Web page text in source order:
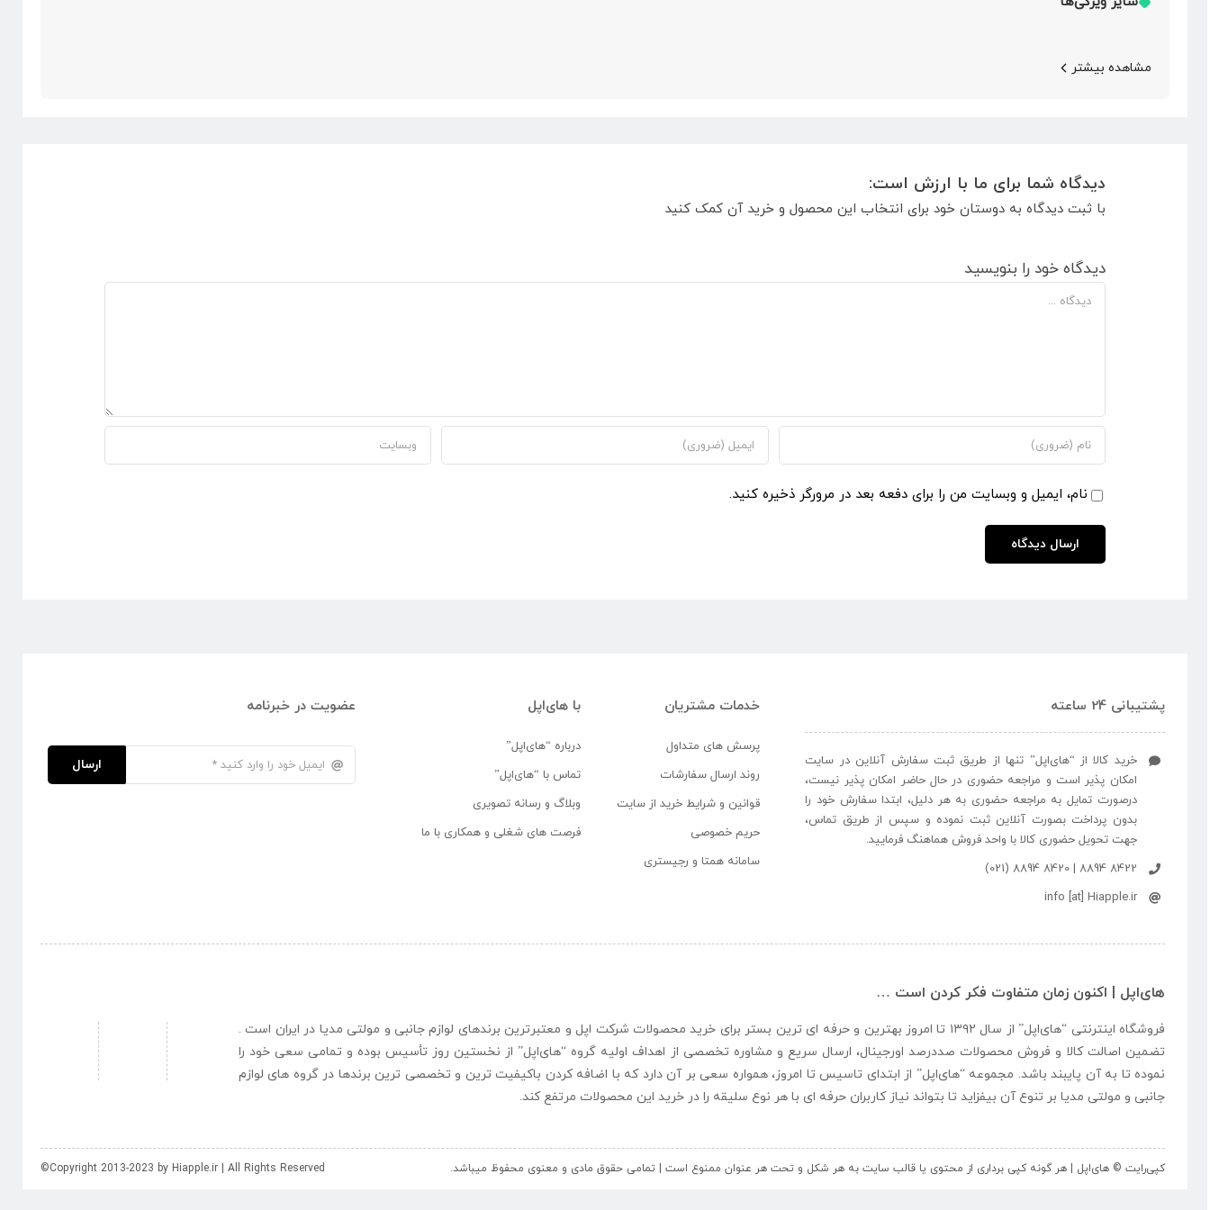
مشاهده بیشتر
دیدگاه شما برای ما با ارزش است:
با ثبت دیدگاه به دوستان خود برای انتخاب این محصول و خرید آن کمک کنید
دیدگاه خود را بنویسید
دیدگاه
نام، ایمیل و وبسایت من را برای دفعه بعد در مرورگر ذخیره کنید.
پشتیبانی 24 ساعته
خرید کالا از “های‌اپل” تنها از طریق ثبت سفارش آنلاین در سایت
امکان پذیر است و مراجعه حضوری در حال حاضر امکان پذیر نیست،
درصورت تمایل به مراجعه حضوری به هر دلیل، ابتدا سفارش خود را
بدون پرداخت بصورت آنلاین ثبت نموده و سپس از طریق تماس،
جهت تحویل حضوری کالا با واحد فروش هماهنگ فرمایید.
8422 8894 | 8420 8894 (021)
info [at] Hiapple.ir
خدمات مشتریان
پرسش های متداول
روند ارسال سفارشات
قوانین و شرایط خرید از سایت
حریم خصوصی
سامانه همتا و رجیستری
با های‌اپل
درباره “های‌اپل”
تماس با “های‌اپل”
وبلاگ و رسانه تصویری
فرصت های شغلی و همکاری با ما
عضویت در خبرنامه
ارسال
های‌اپل | اکنون زمان متفاوت فکر کردن است …
فروشگاه اینترنتی “های‌اپل
” از سال ۱۳۹۲ تا امروز بهترین و حرفه ای ترین بستر برای خرید محصولات شرکت اپل و معتبرترین برندهای لوازم جانبی و مولتی مدیا در ایران است .
تضمین اصالت کالا و فروش محصولات صددرصد اورجینال، ارسال سریع و مشاوره تخصصی از اهداف اولیه گروه “های‌اپل” از نخستین روز تأسیس بوده و تمامی سعی خود را
نموده تا به آن پایبند باشد. مجموعه “های‌اپل” از ابتدای تاسیس تا امروز، همواره سعی بر آن دارد که با اضافه کردن باکیفیت ترین و تخصصی ترین برندها در گروه های لوازم
جانبی و مولتی مدیا بر تنوع آن بیفزاید تا بتواند نیاز کاربران حرفه ای با هر نوع سلیقه را در خرید این محصولات مرتفع کند.
کپی‌رایت © های‌اپل | هر گونه کپی برداری از محتوی یا قالب سایت به هر شکل و تحت هر عنوان ممنوع است | تمامی حقوق مادی و معنوی محفوظ میباشد. ©Copyright 2013-2023 by Hiapple.ir | All Rights Reserved